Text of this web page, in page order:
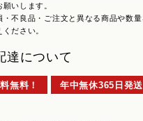
いします。
・不良品・ご注文と異なる商品や数
ださい。
達について
無料！ 年中無休365日発送